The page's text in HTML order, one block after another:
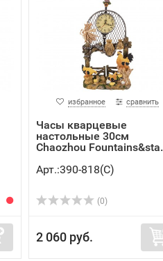
избранное сравнить
Часы кварцевые
настольные 30см
Chaozhou
Арт.:390-818(C)
(0)
2 060 руб.